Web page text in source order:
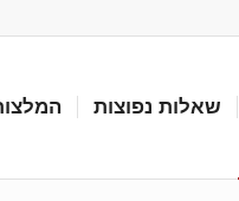
שאלות נפוצות